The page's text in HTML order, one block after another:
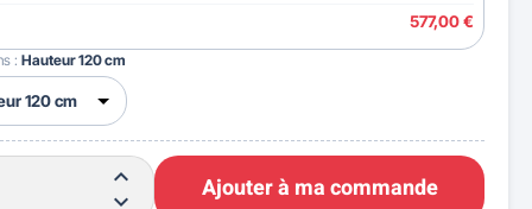
577,00 €
:Hauteur 120 cm
Ajouter à ma commande